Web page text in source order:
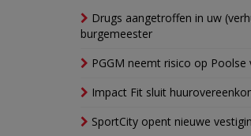
Drugs aangetroffen in uw
burgemeester
PGGM neemt risico op
Impact Fit sluit
SportCity opent nieuwe